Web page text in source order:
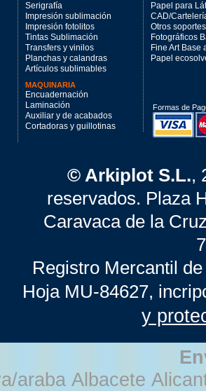
Serigrafía
Impresión sublimación
Impresión fotolitos
Tintas Sublimación
Transfers y vinilos
Planchas y calandras
Artículos sublimables
MAQUINARIA
Encuadernación
Laminación
Auxiliar y de acabados
Cortadoras y guillotinas
Papel para
CAD/
Otros soportes
Fotográficos
Fine Art Base
Papel
Formas de
© Arkiplot S.L.,
reservados. Plaza
Caravaca de la
Registro Mercantil
Hoja MU-84627,
y
araba Albacete